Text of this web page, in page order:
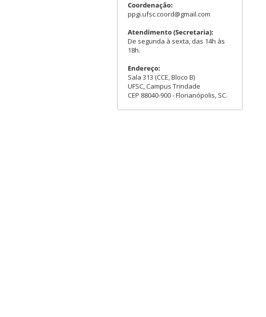
Coordenação:
ppgi.ufsc.coord@gmail.com
Atendimento (Secretaria):
De segunda à sexta, das 14h às
18h.
Endereço:
Sala 313 (CCE, Bloco B)
UFSC, Campus Trindade
CEP 88040-900 - Florianópolis, SC.